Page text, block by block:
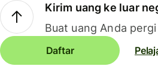
Kirim uang ke luar
Buat uang Anda
Daftar